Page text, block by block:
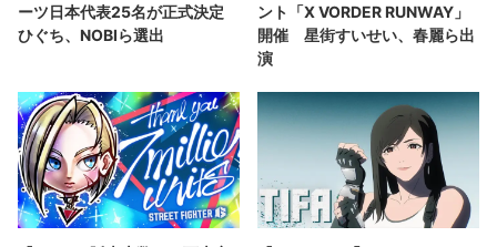
ーツ日本代表25名が正式決定
ひぐち、NOBIら選出
ント「X VORDER RUNWAY」
開催 星街すいせい、春麗ら出
演